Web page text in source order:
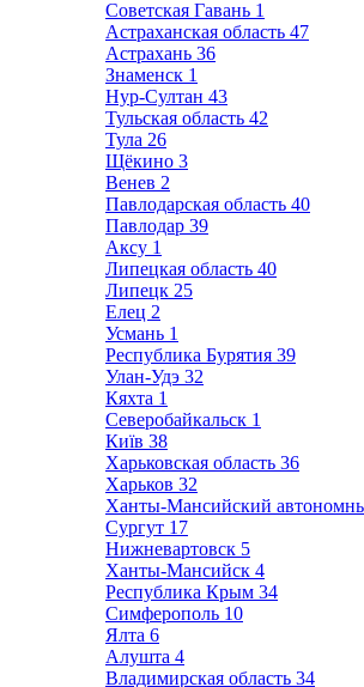
Советская Гавань 1
Астраханская область 47
Астрахань 36
Знаменск 1
Нур-Султан 43
Тульская область 42
Тула 26
Щёкино 3
Венев 2
Павлодарская область 40
Павлодар 39
Аксу 1
Липецкая область 40
Липецк 25
Елец 2
Усмань 1
Республика Бурятия 39
Улан-Удэ 32
Кяхта 1
Северобайкальск 1
Київ 38
Харьковская область 36
Харьков 32
Ханты-Мансийский
Сургут 17
Нижневартовск 5
Ханты-Мансийск 4
Республика Крым 34
Симферополь 10
Ялта 6
Алушта 4
Владимирская область 34